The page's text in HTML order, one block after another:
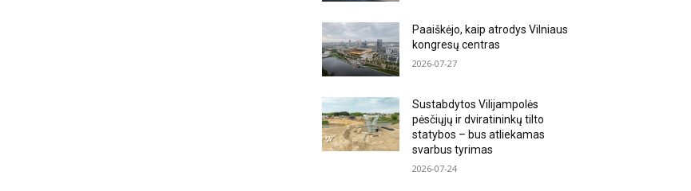
Paaiškėjo, kaip atrodys Vilniaus
kongresų centras
2026-07-27
Sustabdytos Vilijampolės
pėsčiųjų ir dviratininkų tilto
statybos – bus atliekamas
svarbus tyrimas
2026-07-24